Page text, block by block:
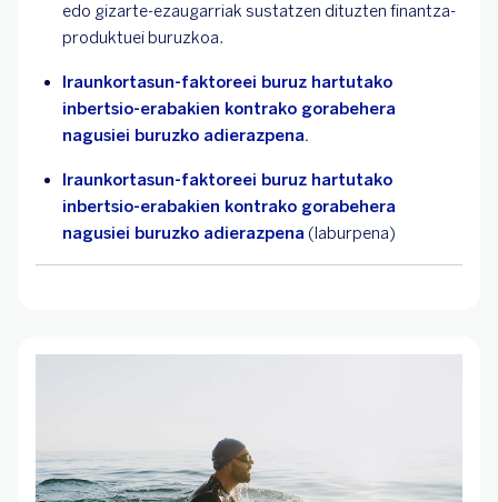
edo gizarte-ezaugarriak sustatzen dituzten finantza-
produktuei buruzkoa.
Iraunkortasun-faktoreei buruz hartutako
inbertsio-erabakien kontrako gorabehera
nagusiei buruzko adierazpena.
Iraunkortasun-faktoreei buruz hartutako
inbertsio-erabakien kontrako gorabehera
nagusiei buruzko adierazpena (laburpena)